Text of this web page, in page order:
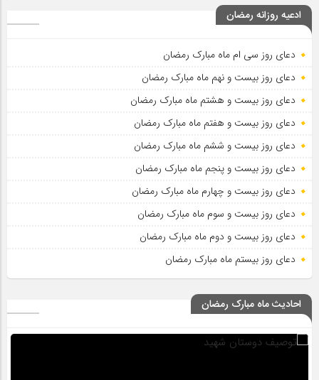
ادعیه روزانه رمضان
دعای روز سی ام ماه مبارک رمضان
دعای روز بیست و نهم ماه مبارک رمضان
دعای روز بیست و هشتم ماه مبارک رمضان
دعای روز بیست و هفتم ماه مبارک رمضان
دعای روز بیست و ششم ماه مبارک رمضان
دعای روز بیست و پنجم ماه مبارک رمضان
دعای روز بیست و چهارم ماه مبارک رمضان
دعای روز بیست و سوم ماه مبارک رمضان
دعای روز بیست و دوم ماه مبارک رمضان
دعای روز بیستم ماه مبارک رمضان
احادیث ماه مبارک رمضان